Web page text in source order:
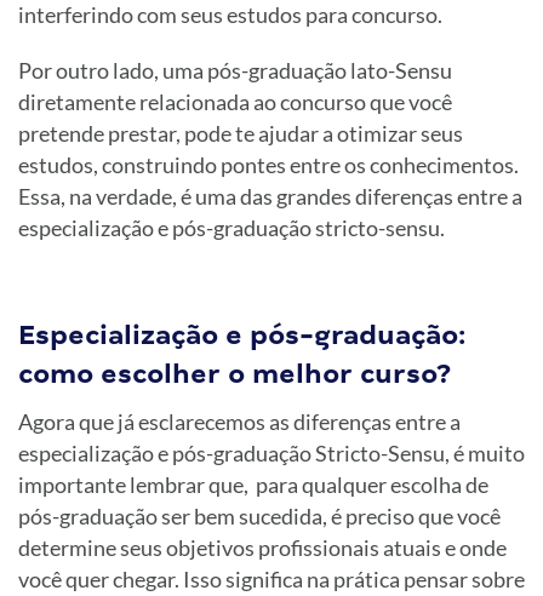
interferindo com seus estudos para concurso.
Por outro lado, uma pós-graduação lato-Sensu
diretamente relacionada ao concurso que você
pretende prestar, pode te ajudar a otimizar seus
estudos, construindo pontes entre os conhecimentos.
Essa, na verdade, é uma das grandes diferenças entre a
especialização e pós-graduação stricto-sensu.
Especialização e pós-graduação:
como escolher o melhor curso?
Agora que já esclarecemos as diferenças entre a
especialização e pós-graduação Stricto-Sensu, é muito
importante lembrar que, para qualquer escolha de
pós-graduação ser bem sucedida, é preciso que você
determine seus objetivos profissionais atuais e onde
você quer chegar. Isso significa na prática pensar sobre